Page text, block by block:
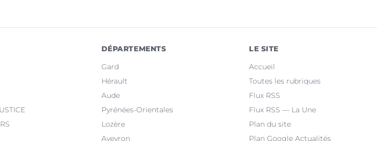
DÉPARTEMENTS
Gard
Hérault
Aude
Pyrénées-Orientales
Lozère
Aveyron
LE SITE
Accueil
Toutes les rubriques
Flux RSS
Flux RSS — La Une
Plan du site
Plan Google Actualités